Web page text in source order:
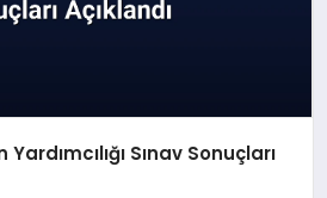
Sınav Sonuçları